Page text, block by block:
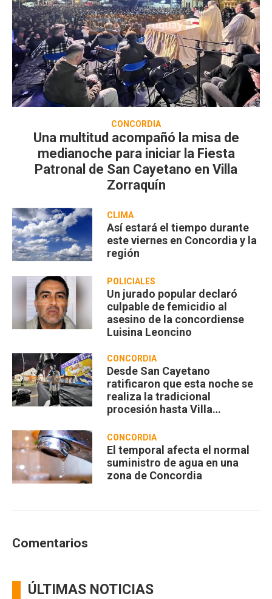
CONCORDIA
Una multitud acompañó la misa de
medianoche para iniciar la Fiesta
Patronal de San Cayetano en Villa
Zorraquín
CLIMA
Así estará el tiempo durante
este viernes en Concordia y la
región
POLICIALES
Un jurado popular declaró
culpable de femicidio al
asesino de la concordiense
Luisina Leoncino
CONCORDIA
Desde San Cayetano
ratificaron que esta noche se
realiza la tradicional
procesión hasta Villa
CONCORDIA
El temporal afecta el normal
suministro de agua en una
zona de Concordia
Comentarios
ÚLTIMAS NOTICIAS